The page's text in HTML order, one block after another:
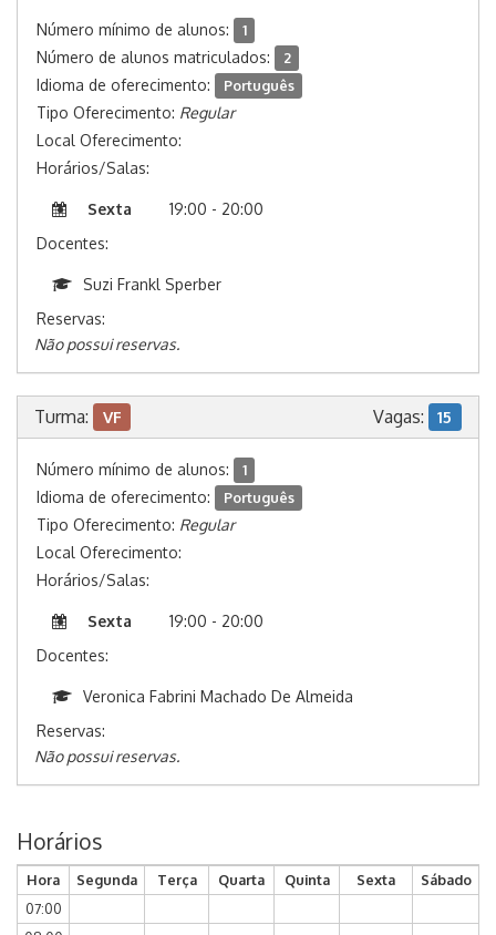
Número mínimo de alunos: 1
Número de alunos matriculados: 2
Idioma de oferecimento: Português
Tipo Oferecimento: Regular
Local Oferecimento:
Horários/Salas:
Sexta
19:00 - 20:00
Docentes:
Suzi Frankl Sperber
Reservas:
Não possui reservas.
Turma: VF Vagas: 15
Número mínimo de alunos: 1
Idioma de oferecimento: Português
Tipo Oferecimento: Regular
Local Oferecimento:
Horários/Salas:
Sexta
19:00 - 20:00
Docentes:
Veronica Fabrini Machado De Almeida
Reservas:
Não possui reservas.
Horários
Hora Segunda Terça Quarta Quinta Sexta
Sábado
07:00